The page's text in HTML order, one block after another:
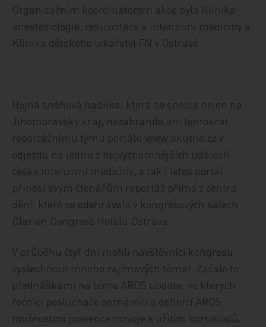
Organizačním koordinátorem akce byla Klinika
anesteziologie, resuscitace a intenzivní medicíny a
Klinika dětského lékařství FN v Ostravě.
Hojná sněhová nadílka, která se snesla nejen na
Jihomoravský kraj, nezabránila ani tentokrát
reportážnímu týmu portálu www.akutne.cz v
odjezdu na jednu z nejvýznamnějších událostí
české intenzivní medicíny, a tak i letos portál
přinesl svým čtenářům reportáž přímo z centra
dění, které se odehrávalo v kongresových sálech
Clarion Congress Hotelu Ostrava.
V průběhu čtyř dní mohli návštěvníci kongresu
vyslechnout mnoho zajímavých témat. Začalo to
přednáškami na téma ARDS update, ve kterých
řečníci posluchače seznámili s definicí ARDS,
možnostmi prevence rozvoje s užitím kortikoidů,